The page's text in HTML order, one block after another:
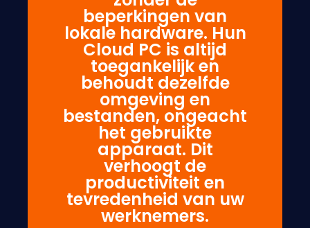
beperkingen van
lokale hardware. Hun
Cloud PC is altijd
toegankelijk en
behoudt dezelfde
omgeving en
bestanden, ongeacht
het gebruikte
apparaat. Dit
verhoogt de
productiviteit en
tevredenheid van uw
werknemers.